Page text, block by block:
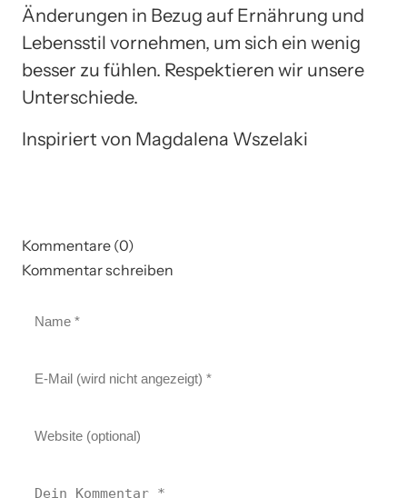
Änderungen in Bezug auf Ernährung und
Lebensstil vornehmen, um sich ein wenig
besser zu fühlen. Respektieren wir unsere
Unterschiede.
Inspiriert von Magdalena Wszelaki
Kommentare (0)
Kommentar schreiben